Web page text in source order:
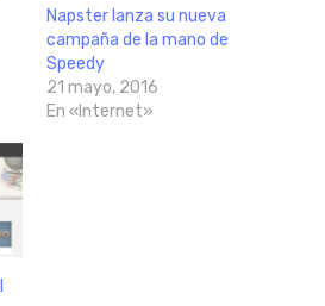
Napster lanza su nueva
campaña de la mano de
Speedy
21 mayo, 2016
En «Internet»